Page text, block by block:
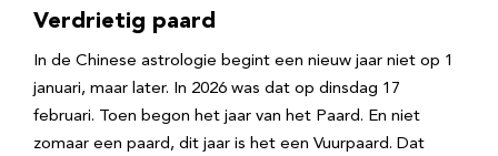
Verdrietig paard
In de Chinese astrologie begint een nieuw jaar niet op 1
januari, maar later. In 2026 was dat op dinsdag 17
februari. Toen begon het jaar van het Paard. En niet
zomaar een paard, dit jaar is het een Vuurpaard. Dat